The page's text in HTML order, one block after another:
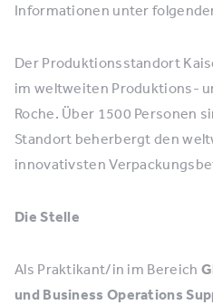
Informationen unter
Der Produktionsstandort
im weltweiten Produktions-
Roche. Über 1500 Personen
Standort beherbergt den
innovativsten
Die Stelle
Als Praktikant/in im Bereich
und Business Operations